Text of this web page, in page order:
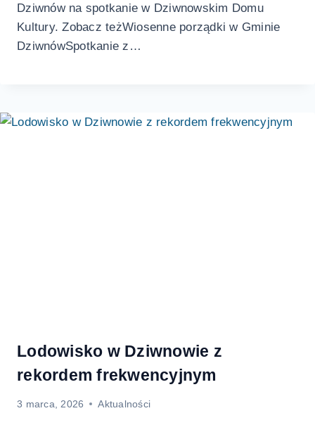
Dziwnów na spotkanie w Dziwnowskim Domu
Kultury. Zobacz teżWiosenne porządki w Gminie
DziwnówSpotkanie z…
Lodowisko w Dziwnowie z
rekordem frekwencyjnym
3 marca, 2026 Aktualności